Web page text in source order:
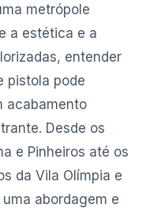
metrópole
a estética e a
entender
pistola pode
acabamento
Desde os
e Pinheiros até os
da Vila Olímpia e
abordagem e